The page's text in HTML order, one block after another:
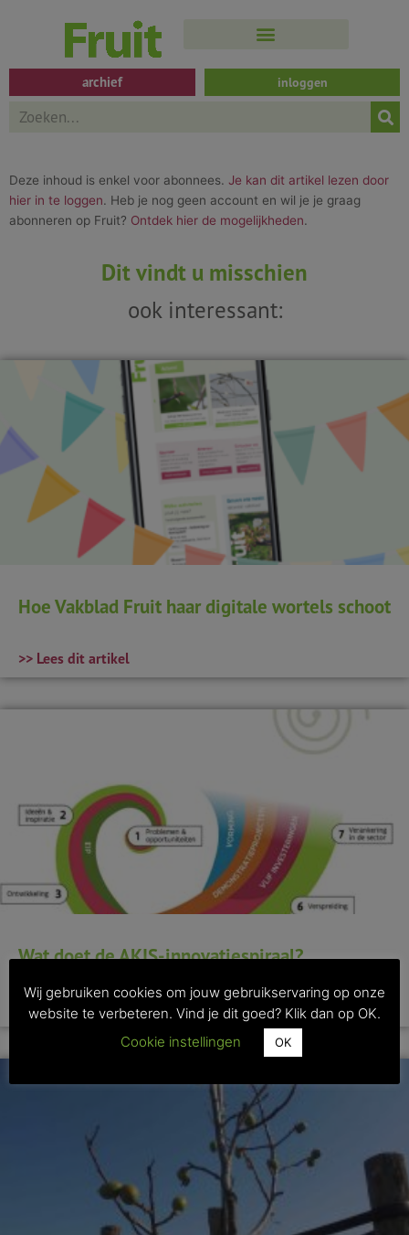
inhoud
archief inloggen
Search
Deze inhoud is enkel voor abonnees. Je kan dit artikel lezen door
hier in te loggen. Heb je nog geen account en wil je je graag
abonneren op Fruit? Ontdek hier de mogelijkheden.
Dit vindt u misschien
ook interessant:
Hoe Vakblad Fruit haar digitale wortels schoot
>> Lees dit artikel
Wat doet de AKIS-innovatiespiraal?
>> Lees dit artikel
Wij gebruiken cookies om jouw gebruikservaring op onze
website te verbeteren. Vind je dit goed? Klik dan op OK.
Cookie instellingen
OK